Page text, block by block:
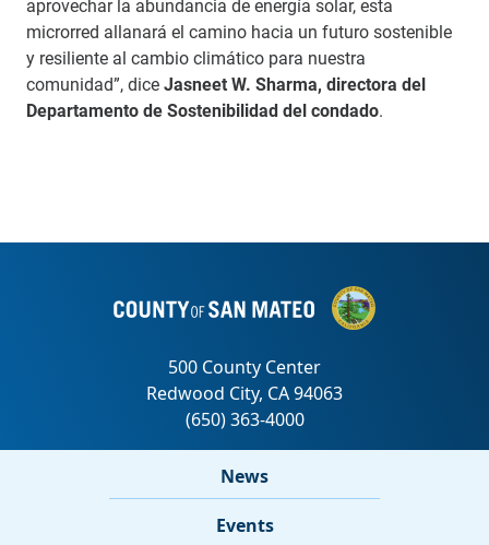
microrred allanará el camino hacia un futuro sostenible
y resiliente al cambio climático para nuestra
comunidad”, diceJasneet W. Sharma, directora del
Departamento de Sostenibilidad del condado.
News
Events